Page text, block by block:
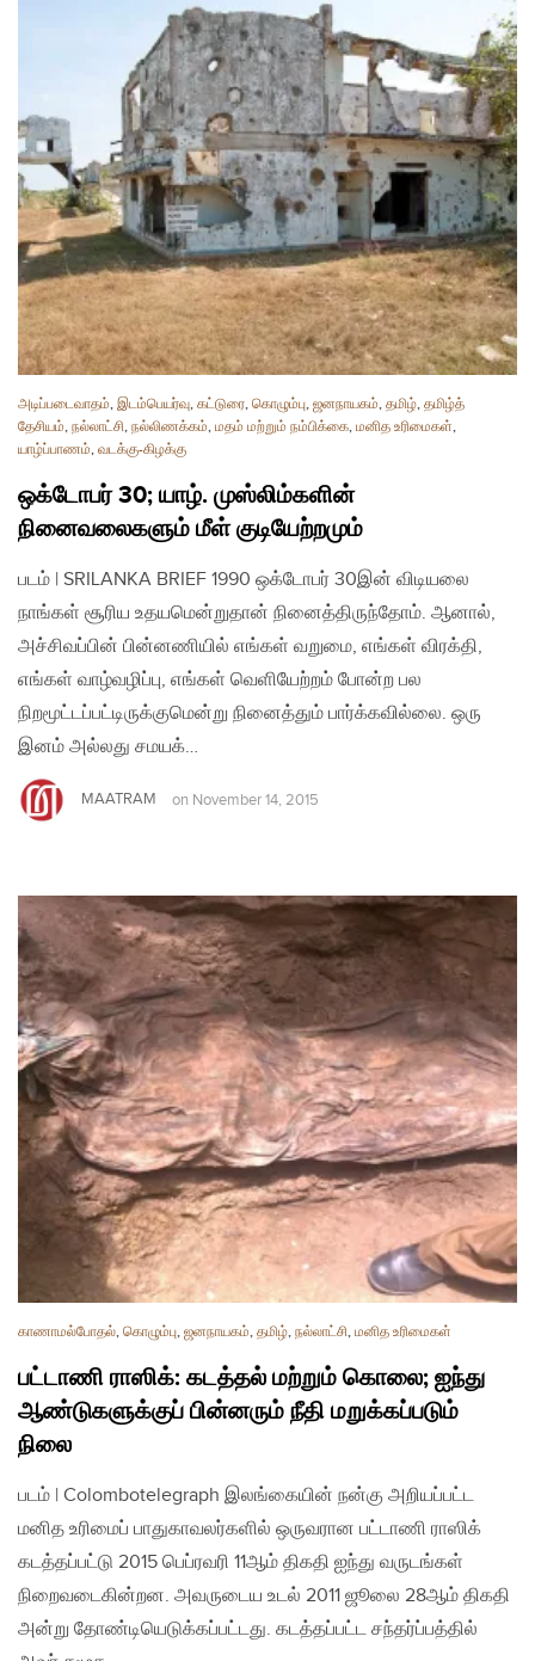
அடிப்படைவாதம், இடம்பெயர்வு, கட்டுரை, கொழும்பு, ஜனநாயகம், தமிழ், தமிழ்த்
தேசியம், நல்லாட்சி, நல்லிணக்கம், மதம் மற்றும் நம்பிக்கை, மனித உரிமைகள்,
யாழ்ப்பாணம், வடக்கு-கிழக்கு
ஒக்டோபர் 30; யாழ். முஸ்லிம்களின்
நினைவலைகளும் மீள் குடியேற்றமும்
படம் | SRILANKA BRIEF 1990 ஒக்டோபர் 30இன் விடியலை
நாங்கள் சூரிய உதயமென்றுதான் நினைத்திருந்தோம். ஆனால்,
அச்சிவப்பின் பின்னணியில் எங்கள் வறுமை, எங்கள் விரக்தி,
எங்கள் வாழ்வழிப்பு, எங்கள் வெளியேற்றம் போன்ற பல
நிறமூட்டப்பட்டிருக்குமென்று நினைத்தும் பார்க்கவில்லை. ஒரு
இனம் அல்லது சமயக்…
MAATRAM on November 14, 2015
காணாமல்போதல், கொழும்பு, ஜனநாயகம், தமிழ், நல்லாட்சி, மனித உரிமைகள்
பட்டாணி ராஸிக்: கடத்தல் மற்றும் கொலை; ஐந்து
ஆண்டுகளுக்குப் பின்னரும் நீதி மறுக்கப்படும்
நிலை
படம் | Colombotelegraph இலங்கையின் நன்கு அறியப்பட்ட
மனித உரிமைப் பாதுகாவலர்களில் ஒருவரான பட்டாணி ராஸிக்
கடத்தப்பட்டு 2015 பெப்ரவரி 11ஆம் திகதி ஐந்து வருடங்கள்
நிறைவடைகின்றன. அவருடைய உடல் 2011 ஜூலை 28ஆம் திகதி
அன்று தோண்டியெடுக்கப்பட்டது. கடத்தப்பட்ட சந்தர்ப்பத்தில்